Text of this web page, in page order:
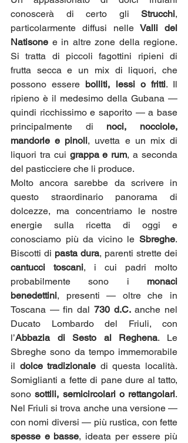
conoscerà di certo gli Strucchi,
particolarmente diffusi nelle Valli del
Natisone e in altre zone della regione.
Si tratta di piccoli fagottini ripieni di
frutta secca e un mix di liquori, che
possono essere bolliti, lessi o fritti. Il
ripieno è il medesimo della Gubana —
quindi ricchissimo e saporito — a base
principalmente di noci, nocciole,
mandorle e pinoli, uvetta e un mix di
liquori tra cui grappa e rum, a seconda
del pasticciere che li produce.
Molto ancora sarebbe da scrivere in
questo straordinario panorama di
dolcezze, ma concentriamo le nostre
energie sulla ricetta di oggi e
conosciamo più da vicino le Sbreghe.
Biscotti di pasta dura
cantucci toscani, i cui padri molto
probabilmente sono i monaci
benedettini, presenti — oltre che in
Toscana — fin dal 730 d.C. anche nel
Ducato Lombardo del Friuli, con
l’Abbazia di Sesto al Reghena. Le
Sbreghe sono da tempo immemorabile
il dolce tradizionale di questa località.
Somiglianti a fette di pane dure al tatto,
sono sottili, semicircolari o rettangolari.
Nel Friuli si trova anche una versione —
spesse e basse, ideata per essere più